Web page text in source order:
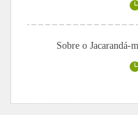
Sobre o Jacarandá-